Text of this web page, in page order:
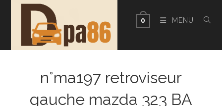
0 MENU
n°ma197 retroviseur
gauche mazda 323 BA